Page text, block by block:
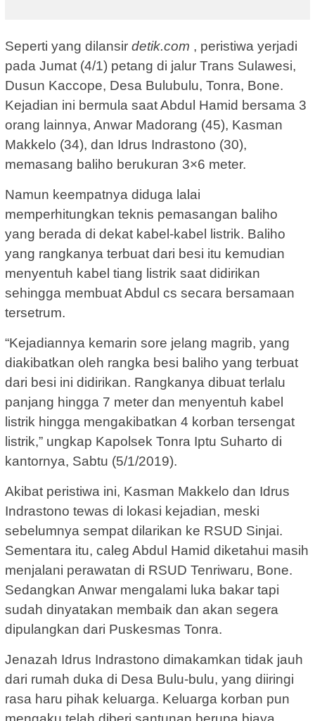
Seperti yang dilansir detik.com , peristiwa yerjadi
pada Jumat (4/1) petang di jalur Trans Sulawesi,
Dusun Kaccope, Desa Bulubulu, Tonra, Bone.
Kejadian ini bermula saat Abdul Hamid bersama 3
orang lainnya, Anwar Madorang (45), Kasman
Makkelo (34), dan Idrus Indrastono (30),
memasang baliho berukuran 3×6 meter.
Namun keempatnya diduga lalai
memperhitungkan teknis pemasangan baliho
yang berada di dekat kabel-kabel listrik. Baliho
yang rangkanya terbuat dari besi itu kemudian
menyentuh kabel tiang listrik saat didirikan
sehingga membuat Abdul cs secara bersamaan
tersetrum.
“Kejadiannya kemarin sore jelang magrib, yang
diakibatkan oleh rangka besi baliho yang terbuat
dari besi ini didirikan. Rangkanya dibuat terlalu
panjang hingga 7 meter dan menyentuh kabel
listrik hingga mengakibatkan 4 korban tersengat
listrik,” ungkap Kapolsek Tonra Iptu Suharto di
kantornya, Sabtu (5/1/2019).
Akibat peristiwa ini, Kasman Makkelo dan Idrus
Indrastono tewas di lokasi kejadian, meski
sebelumnya sempat dilarikan ke RSUD Sinjai.
Sementara itu, caleg Abdul Hamid diketahui masih
menjalani perawatan di RSUD Tenriwaru, Bone.
Sedangkan Anwar mengalami luka bakar tapi
sudah dinyatakan membaik dan akan segera
dipulangkan dari Puskesmas Tonra.
Jenazah Idrus Indrastono dimakamkan tidak jauh
dari rumah duka di Desa Bulu-bulu, yang diiringi
rasa haru pihak keluarga. Keluarga korban pun